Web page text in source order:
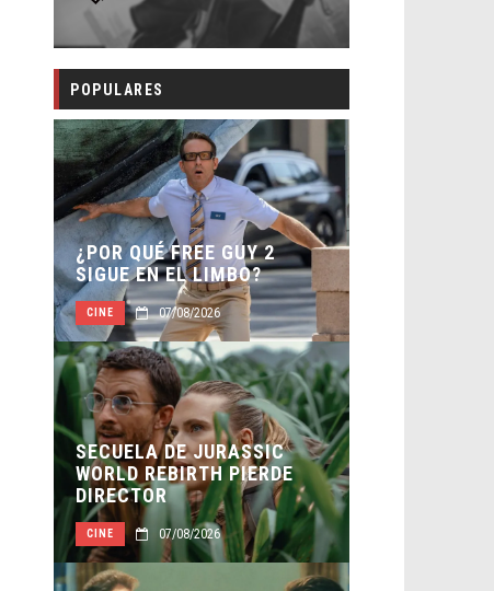
POPULARES
¿POR QUÉ FREE GUY 2
SIGUE EN EL LIMBO?
CINE 07/08/2026
SECUELA DE JURASSIC
WORLD REBIRTH PIERDE
DIRECTOR
CINE 07/08/2026